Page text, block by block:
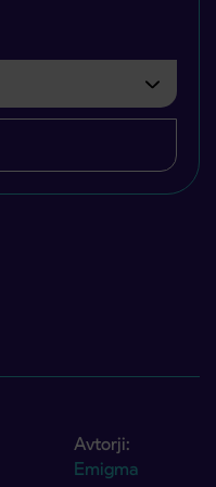
Avtorji:
Emigma